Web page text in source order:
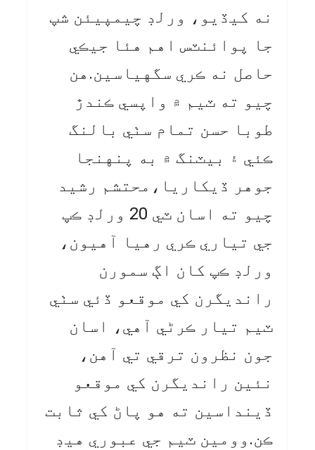
نه کيڏيو، ورلڊ چيمپيئن شپ
جا پوائنٽس اهم هئا جيڪي
حاصل نه ڪري سگهياسين.هن
چيو ته ٽيم ۾ واپسي ڪندڙ
طوبا حسن تمام سٺي بالنگ
ڪئي ۽ بيٽنگ ۾ به پنهنجا
جوهر ڏيکاريا،محتشم رشيد
چيو ته اسان ٽي 20 ورلڊ ڪپ
جي تياري ڪري رهيا آهيون،
ورلڊ ڪپ کان اڳ سمورن
رانديگرن کي موقعو ڏئي سٺي
ٽيم تيار ڪرڻي آهي، اسان
جون نظرون ترقي تي آهن،
نئين رانديگرن کي موقعو
ڏينداسين ته هو پاڻ کي ثابت
ڪن.وومين ٽيم جي عبوري هيڊ